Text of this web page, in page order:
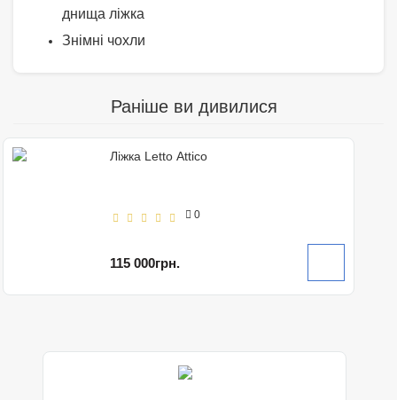
днища ліжка
Знімні чохли
Раніше ви дивилися
Ліжка Letto Attico
0
115 000грн.